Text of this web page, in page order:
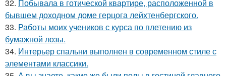
32. Побывала в готической квартире, расположенной в
бывшем доходном доме герцога лейхтенбергского.
33. Работы моих учеников с курса по плетению из
бумажной лозы.
34. Интерьер спальни выполнен в современном стиле с
элементами классики.